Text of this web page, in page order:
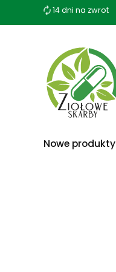
14 dni na zwrot
Nowe produkty